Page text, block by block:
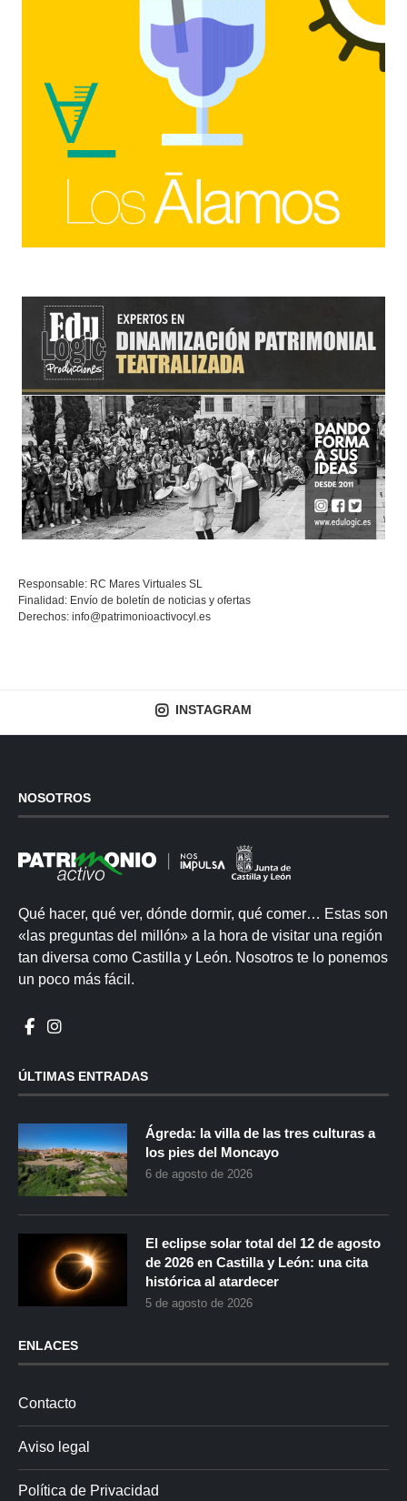
Responsable: RC Mares Virtuales SL
Finalidad: Envío de boletín de noticias y ofertas
Derechos: info@patrimonioactivocyl.es
INSTAGRAM
NOSOTROS
Qué hacer, qué ver, dónde dormir, qué comer… Estas son
«las preguntas del millón» a la hora de visitar una región
tan diversa como Castilla y León. Nosotros te lo ponemos
un poco más fácil.
ÚLTIMAS ENTRADAS
Ágreda: la villa de las tres culturas a
los pies del Moncayo
6 de agosto de 2026
El eclipse solar total del 12 de agosto
de 2026 en Castilla y León: una cita
histórica al atardecer
5 de agosto de 2026
ENLACES
Contacto
Aviso legal
Política de Privacidad